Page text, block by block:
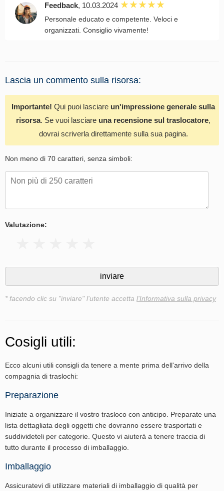
Feedback, 10.03.2024
Personale educato e competente. Veloci e
organizzati. Consiglio vivamente!
Lascia un commento sulla risorsa:
Importante! Qui puoi lasciare un'impressione generale sulla
risorsa. Se vuoi lasciare una recensione sul traslocatore,
dovrai scriverla direttamente sulla sua pagina.
Non meno di 70 caratteri, senza simboli:
Valutazione:
* facendo clic su "inviare" l'utente accetta l'Informativa sulla privacy
Cosigli utili:
Ecco alcuni utili consigli da tenere a mente prima dell'arrivo della
compagnia di traslochi:
Preparazione
Iniziate a organizzare il vostro trasloco con anticipo. Preparate una
lista dettagliata degli oggetti che dovranno essere trasportati e
suddivideteli per categorie. Questo vi aiuterà a tenere traccia di
tutto durante il processo di imballaggio.
Imballaggio
Assicuratevi di utilizzare materiali di imballaggio di qualità per